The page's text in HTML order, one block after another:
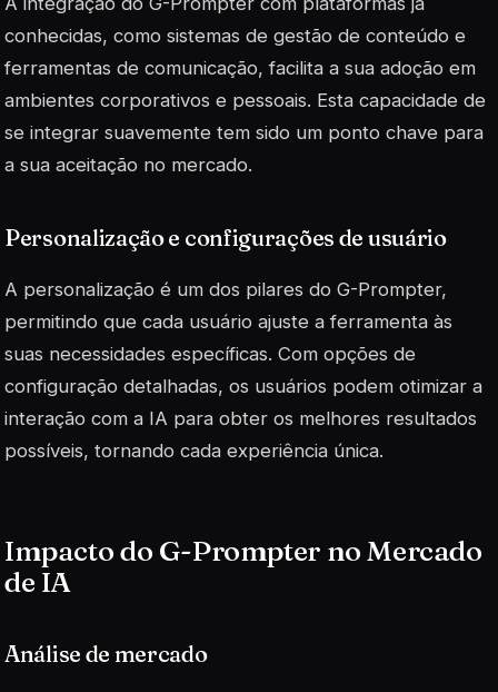
conhecidas, como sistemas de gestão de conteúdo e
ferramentas de comunicação, facilita a sua adoção em
ambientes corporativos e pessoais. Esta capacidade de
se integrar suavemente tem sido um ponto chave para
a sua aceitação no mercado.
Personalização e configurações de usuário
A personalização é um dos pilares do G-Prompter,
permitindo que cada usuário ajuste a ferramenta às
suas necessidades específicas. Com opções de
configuração detalhadas, os usuários podem otimizar a
interação com a IA para obter os melhores resultados
possíveis, tornando cada experiência única.
Impacto do G-Prompter no Mercado
de IA
Análise de mercado